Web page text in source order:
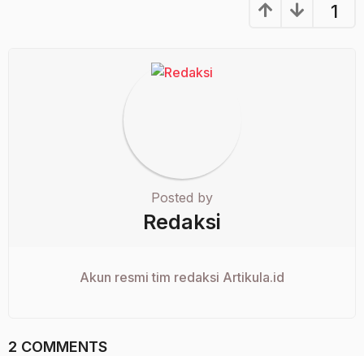
1
Posted by
Redaksi
Akun resmi tim redaksi Artikula.id
2 COMMENTS